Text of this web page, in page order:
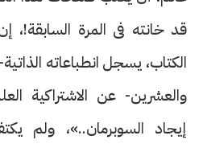
قد خانته فى المرة
الكتاب، يسجل انطباعاته
والعشرين- عن الاشتراكية
إيجاد السوبرمان..»، ولم